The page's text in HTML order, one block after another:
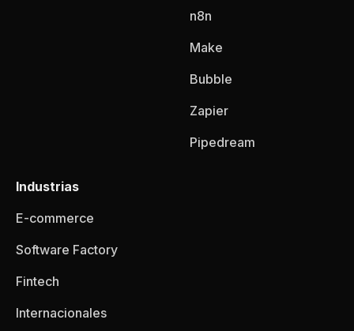
n8n
Make
Bubble
Zapier
Pipedream
Industrias
E-commerce
Software Factory
Fintech
Internacionales